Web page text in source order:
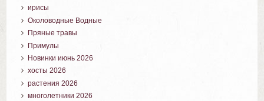
ирисы
Околоводные Водные
Пряные травы
Примулы
Новинки июнь 2026
хосты 2026
растения 2026
многолетники 2026